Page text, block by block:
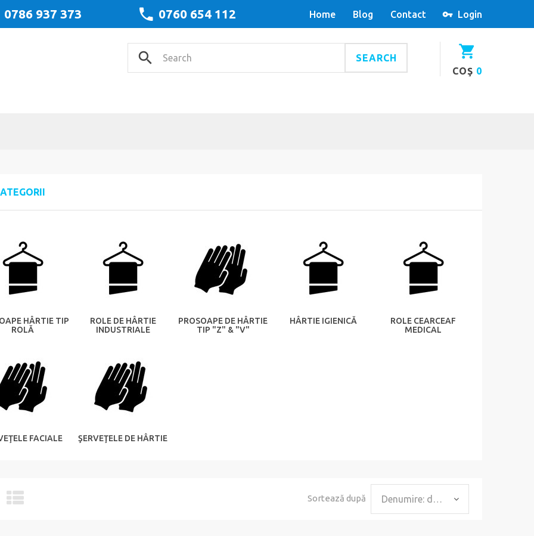
Login
Home Blog Contact
0760 654 112
0786 937 373
COŞ 0
SEARCH
HÂRTIE TIP
ROLĂ
ROLE DE HÂRTIE
INDUSTRIALE
PROSOAPE DE HÂRTIE
TIP "Z" & "V"
HÂRTIE IGIENICĂ
ROLE CEARCEAF
MEDICAL
FACIALE ŞERVEŢELE DE HÂRTIE
Sortează după Denumire: de la A la Z